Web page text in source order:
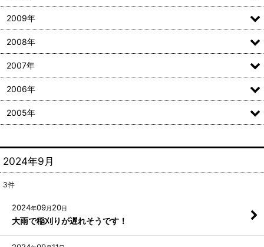
2024年9月
3件
2024年09月 20日
大雨で稲刈りが遅れそうです！
2009年
2008年
2007年
2006年
2005年